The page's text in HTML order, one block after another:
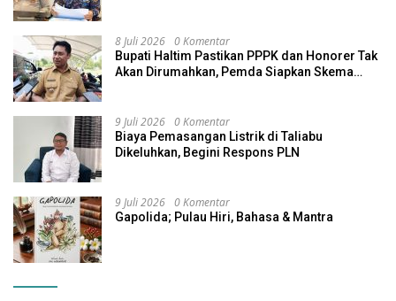
8 Juli 2026 0 Komentar
Bupati Haltim Pastikan PPPK dan Honorer Tak
Akan Dirumahkan, Pemda Siapkan Skema
9 Juli 2026 0 Komentar
Biaya Pemasangan Listrik di Taliabu
Dikeluhkan, Begini Respons PLN
9 Juli 2026 0 Komentar
Gapolida; Pulau Hiri, Bahasa & Mantra